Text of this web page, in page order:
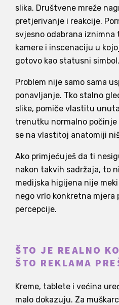
slika. Društvene mreže
pretjerivanje i reakcije.
svjesno odabrana
kamere i inscenaciju u
gotovo kao statusni simbol.
Problem nije samo sama
ponavljanje. Tko stalno
slike, pomiče vlastitu
trenutku normalno
se na vlastitoj anatomiji
Ako primjećuješ da ti
nakon takvih sadržaja, to
medijska higijena nije
nego vrlo konkretna mjera
percepcije.
ŠTO JE REALNO
ŠTO REKLAMA
Kreme, tablete i većina
malo dokazuju. Za